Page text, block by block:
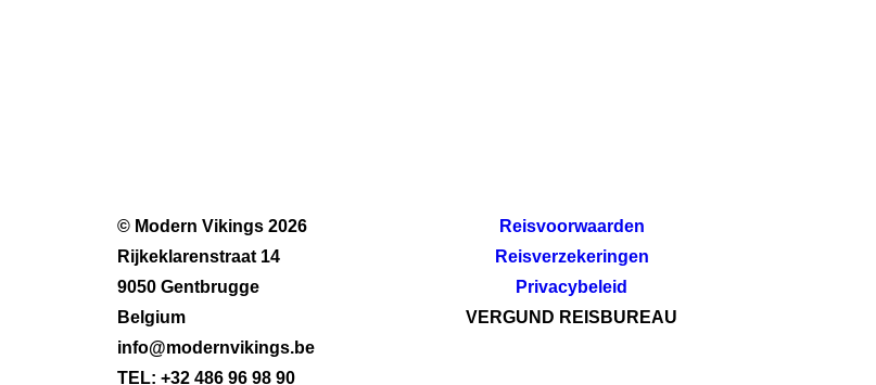
© Modern Vikings 2026
Rijkeklarenstraat 14
9050 Gentbrugge
Belgium
info@modernvikings.be
TEL: +32 486 96 98 90
Reisvoorwaarden
Reisverzekeringen
Privacybeleid
VERGUND REISBUREAU